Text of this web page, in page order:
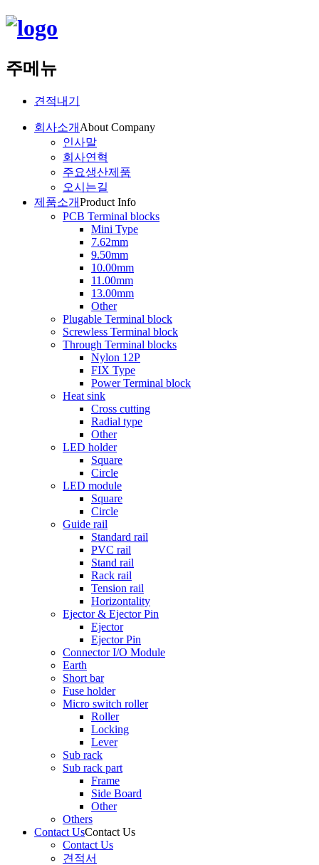
주메뉴
견적내기
회사소개 About Company
인사말
회사연혁
주요생산제품
오시는길
제품소개Product Info
PCB Terminal blocks
Mini Type
7.62mm
9.50mm
10.00mm
11.00mm
13.00mm
Other
Plugable Terminal block
Screwless Terminal block
Through Terminal blocks
Nylon 12P
FIX Type
Power Terminal block
Heat sink
Cross cutting
Radial type
Other
LED holder
Square
Circle
LED module
Square
Circle
Guide rail
Standard rail
PVC rail
Stand rail
Rack rail
Tension rail
Horizontality
Ejector & Ejector Pin
Ejector
Ejector Pin
Connector I/O Module
Earth
Short bar
Fuse holder
Micro switch roller
Roller
Locking
Lever
Sub rack
Sub rack part
Frame
Side Board
Other
Others
Contact UsContact Us
Contact Us
견적서